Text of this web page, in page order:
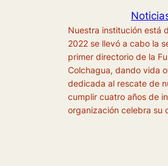
Nuestra institución está
2022 se llevó a cabo la
primer directorio de la
Colchagua, dando vida
dedicada al rescate de
cumplir cuatro años de
organización celebra su